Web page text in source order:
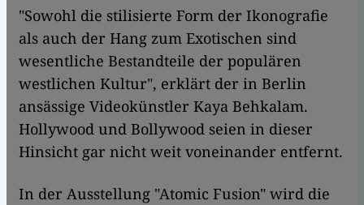
"Sowohl die stilisierte Form der Ikonografie
als auch der Hang zum Exotischen sind
wesentliche Bestandteile der populären
westlichen Kultur", erklärt der in Berlin
ansässige Videokünstler Kaya Behkalam.
Hollywood und Bollywood seien in dieser
Hinsicht gar nicht weit voneinander entfernt.
In der Ausstellung "Atomic Fusion" wird die